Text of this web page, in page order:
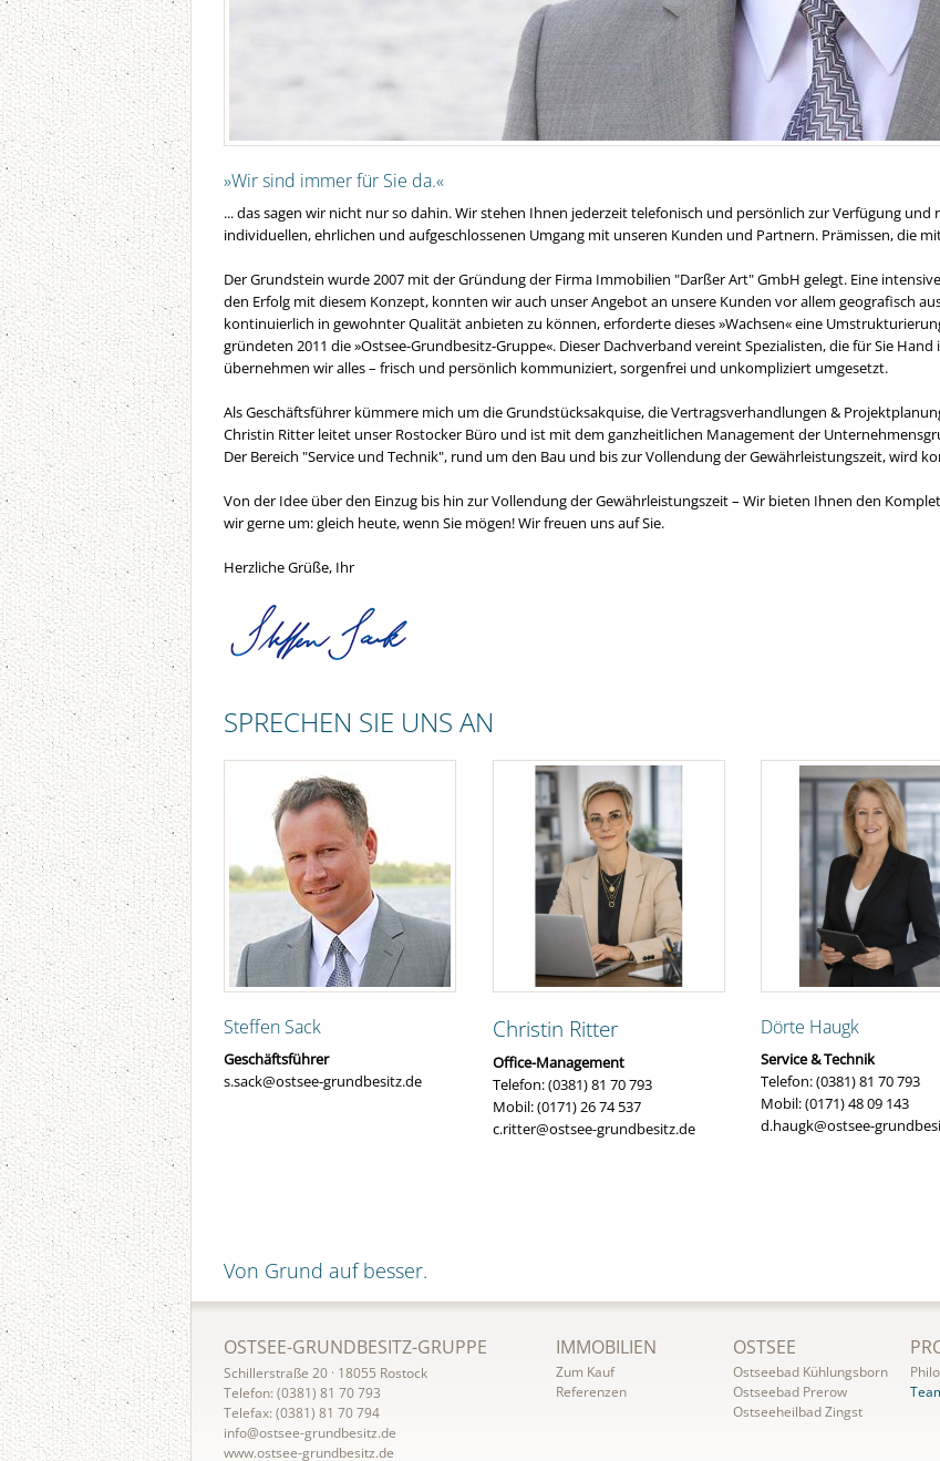
»Wir sind immer für Sie da.«
... das sagen wir nicht nur so dahin. Wir stehen Ihnen jederzeit telefonisch und persönlich zur Verfügung und
individuellen, ehrlichen und aufgeschlossenen Umgang mit unseren Kunden und Partnern. Prämissen, die
Der Grundstein wurde 2007 mit der Gründung der Firma Immobilien "Darßer Art" GmbH gelegt. Eine
den Erfolg mit diesem Konzept, konnten wir auch unser Angebot an unsere Kunden vor allem geografisch
kontinuierlich in gewohnter Qualität anbieten zu können, erforderte dieses »Wachsen« eine
gründeten 2011 die »Ostsee-Grundbesitz-Gruppe«. Dieser Dachverband vereint Spezialisten, die für Sie
übernehmen wir alles – frisch und persönlich kommuniziert, sorgenfrei und unkompliziert umgesetzt.
Als Geschäftsführer kümmere mich um die Grundstücksakquise, die Vertragsverhandlungen &
Christin Ritter leitet unser Rostocker Büro und ist mit dem ganzheitlichen Management der
Der Bereich "Service und Technik", rund um den Bau und bis zur Vollendung der Gewährleistungszeit, wird
Von der Idee über den Einzug bis hin zur Vollendung der Gewährleistungszeit – Wir bieten Ihnen den
wir gerne um: gleich heute, wenn Sie mögen! Wir freuen uns auf Sie.
Herzliche Grüße, Ihr
SPRECHEN SIE UNS AN
Steffen Sack
Geschäftsführer
s.sack@ostsee-grundbesitz.de
Christin Ritter
Office-Management
Telefon: (0381) 81 70 793
Mobil: (0171) 26 74 537
c.ritter@ostsee-grundbesitz.de
Dörte Haugk
Service & Technik
Telefon: (0381) 81 70 793
Mobil: (0171) 48 09 143
d.haugk@ostsee-
Von Grund auf besser.
N
a
v
IMMOBILIEN
Zum Kauf
Referenzen
OSTSEE
Ostseebad Kühlungsborn
Ostseebad Prerow
Ostseeheilbad Zingst
OSTSEE-GRUNDBESITZ-GRUPPE
Schillerstraße 20 · 18055 Rostock
Telefon: (0381) 81 70 793
Telefax: (0381) 81 70 794
info@ostsee-grundbesitz.de
www.ostsee-grundbesitz.de